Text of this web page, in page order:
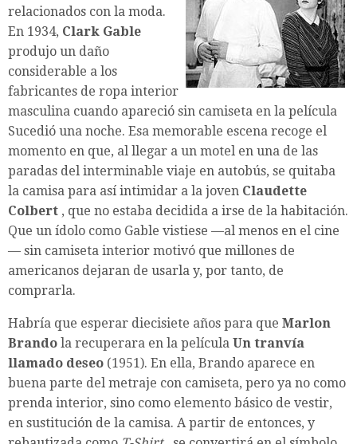
relacionados con la moda.
En 1934, Clark Gable
produjo un daño
considerable a los
fabricantes de ropa interior
masculina cuando apareció sin camiseta en la película
Sucedió una noche. Esa memorable escena recoge el
momento en que, al llegar a un motel en una de las
paradas del interminable viaje en autobús, se quitaba
la camisa para así intimidar a la joven Claudette
Colbert , que no estaba decidida a irse de la habitación.
Que un ídolo como Gable vistiese —al menos en el cine
— sin camiseta interior motivó que millones de
americanos dejaran de usarla y, por tanto, de
comprarla.
Habría que esperar diecisiete años para que Marlon
Brando la recuperara en la película Un tranvía
llamado deseo (1951). En ella, Brando aparece en
buena parte del metraje con camiseta, pero ya no como
prenda interior, sino como elemento básico de vestir,
en sustitución de la camisa. A partir de entonces, y